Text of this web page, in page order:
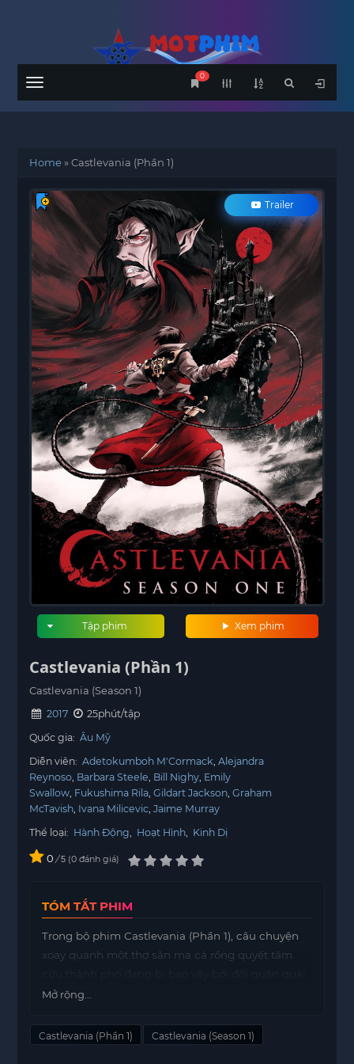
Menu
0
Home»Castlevania (Phần 1)
Trailer
Xem phim
Tập phim
Castlevania (Phần 1)
Castlevania (Season 1)
2017
25phút/tập
Quốc gia: Âu Mỹ
Diễn viên: Adetokumboh M'Cormack Alejandra
Reynoso Barbara Steele Bill Nighy Emily
Swallow Fukushima Rila Gildart Jackson Graham
McTavish Ivana Milicevic Jaime Murray
Thể loại: Hành Động Hoạt Hình Kinh Dị
0 / 5 0 đánh giá
TÓM TẮT PHIM
Trong bộ phim Castlevania (Phần 1), câu chuyện
xoay quanh một thợ săn ma cà rồng quyết tâm
thú do Dracula lãnh đạo.
phải đối mặt với nhiều thử thách và hiểm nguy
Mở rộng...
Castlevania (Phần 1) Castlevania (Season 1)